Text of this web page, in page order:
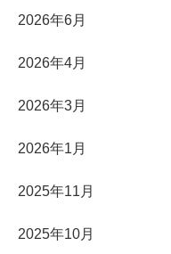
2026年6月
2026年4月
2026年3月
2026年1月
2025年11月
2025年10月